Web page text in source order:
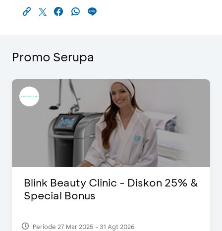
Promo Serupa
Blink Beauty Clinic - Diskon 25% &
Special Bonus
Periode 27 Mar 2025 - 31 Agt 2026